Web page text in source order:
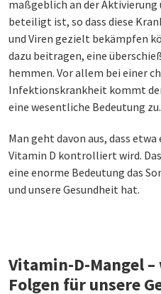
maßgeblich an der
beteiligt ist, so dass diese
und Viren gezielt bekämpfen
dazu beitragen, eine
hemmen. Vor allem bei einer
Infektionskrankheit kommt
eine wesentliche Bedeutung zu.
Man geht davon aus, dass
Vitamin D kontrolliert wird.
eine enorme Bedeutung das
und unsere Gesundheit hat.
Vitamin-D-Mangel
Folgen für unsere